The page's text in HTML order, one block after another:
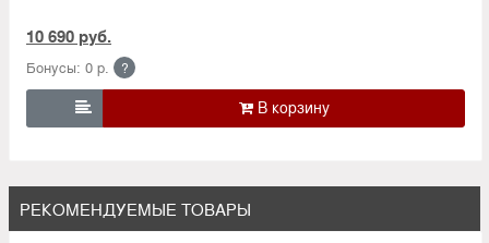
10 690 руб.
Бонусы: 0 р. ?

РЕКОМЕНДУЕМЫЕ ТОВАРЫ